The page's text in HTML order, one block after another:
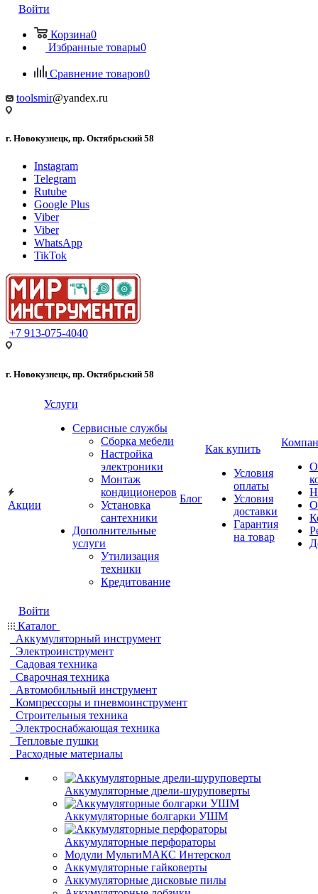
Войти
Корзина0
Избранные товары0
Сравнение товаров0
toolsmir@yandex.ru
г. Новокузнецк, пр. Октябрьский 58
Instagram
Telegram
Rutube
Google Plus
Viber
Viber
WhatsApp
TikTok
+7 913-075-4040
г. Новокузнецк, пр. Октябрьский 58
Акции
Услуги
Сервисные службы
Сборка мебели
Настройка
электроники
Монтаж
кондиционеров
Установка
сантехники
Дополнительные
услуги
Утилизация
техники
Кредитование
Блог
Как купить
Условия
оплаты
Условия
доставки
Гарантия
на товар
О
Войти
Каталог
Аккумуляторный инструмент
Электроинструмент
Садовая техника
Сварочная техника
Автомобильный инструмент
Компрессоры и пневмоинструмент
Строительныя техника
Электроснабжающая техника
Тепловые пушки
Расходные материалы
Аккумуляторные дрели-шуруповерты
Аккумуляторные болгарки УШМ
Аккумуляторные перфораторы
Модули МультиМАКС Интерскол
Аккумуляторные гайковерты
Аккумуляторные дисковые пилы